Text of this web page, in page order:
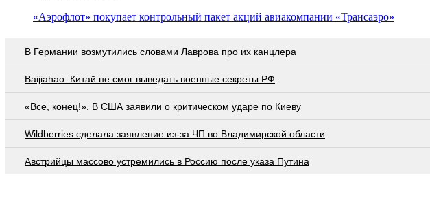
«Аэрофлот» покупает контрольный пакет акций авиакомпании «Трансаэро»
В Германии возмутились словами Лаврова про их канцлера
Baijiahao: Китай не смог выведать военные секреты РФ
«Все, конец!». В США заявили о критическом ударе по Киеву
Wildberries cделала заявление из-за ЧП во Владимирской области
Австрийцы массово устремились в Россию после указа Путина